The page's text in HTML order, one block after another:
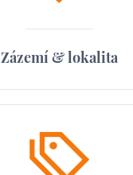
Zázemí & lokalita